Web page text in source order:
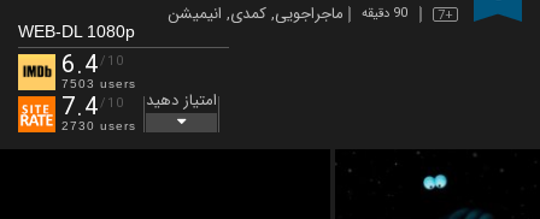
7+ 90 دقیقه ماجراجویی,کمدی, انیمیشن
WEB-DL 1080p
6.4/10
7503 users
7.4/10
2730 users
امتیاز دهید